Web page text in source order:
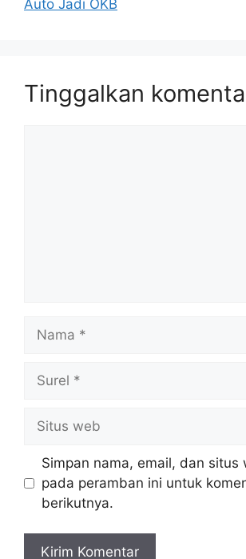
Auto Jadi OKB
Tinggalkan
web
Simpan nama, email, dan situs
pada peramban ini untuk
berikutnya.